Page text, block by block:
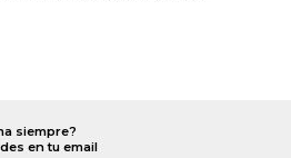
siempre?
en tu email